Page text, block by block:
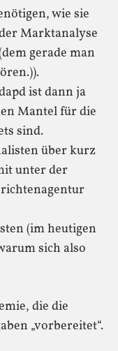
wie sie
Marktanalyse
gerade man
ist dann ja
Mantel für die
sind.
über kurz
unter der
(im heutigen
sich also
die die
„vorbereitet“.